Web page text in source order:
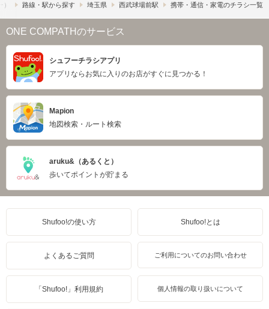
路線・駅から探す 埼玉県 西武球場前駅 携帯・通信・家電のチラシ一覧
ONE COMPATHのサービス
シュフーチラシアプリ
アプリならお気に入りのお店がすぐに見つかる！
Mapion
地図検索・ルート検索
aruku&（あるくと）
歩いてポイントが貯まる
Shufoo!の使い方 Shufoo!とは
よくあるご質問 ご利用についてのお問い合わせ
「Shufoo!」利用規約 個人情報の取り扱いについて